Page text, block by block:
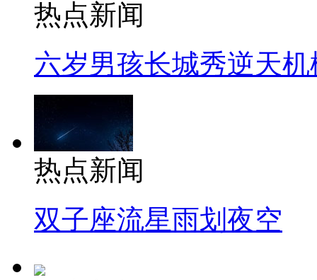
热点新闻
六岁男孩长城秀逆天机
热点新闻
双子座流星雨划夜空